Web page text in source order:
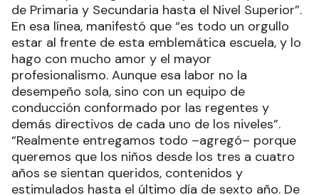
de Primaria y Secundaria hasta el Nivel Superior”.
En esa línea, manifestó que “es todo un orgullo
estar al frente de esta emblemática escuela, y lo
hago con mucho amor y el mayor
profesionalismo. Aunque esa labor no la
desempeño sola, sino con un equipo de
conducción conformado por las regentes y
demás directivos de cada uno de los niveles”.
“Realmente entregamos todo –agregó– porque
queremos que los niños desde los tres a cuatro
años se sientan queridos, contenidos y
estimulados hasta el último día de sexto año. De